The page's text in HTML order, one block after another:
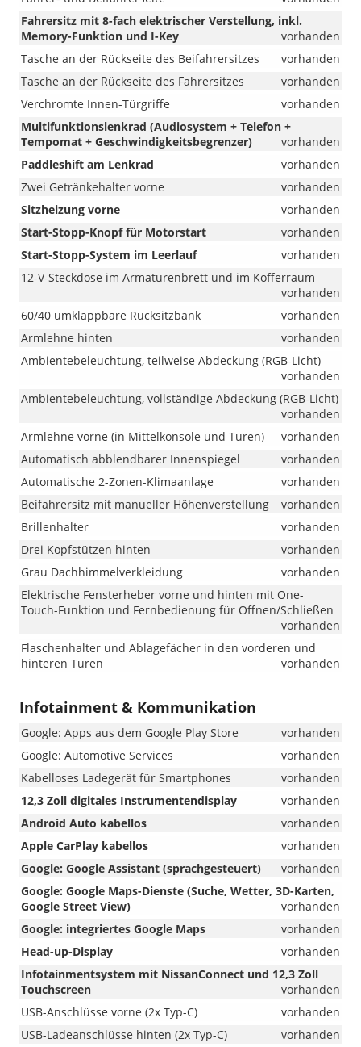
Fahrersitz mit 8-fach elektrischer Verstellung, inkl.
Memory-Funktion und I-Key
vorhanden
Tasche an der Rückseite des Beifahrersitzes
vorhanden
Tasche an der Rückseite des Fahrersitzes
vorhanden
Verchromte Innen-Türgriffe
vorhanden
Multifunktionslenkrad (Audiosystem + Telefon +
Tempomat + Geschwindigkeitsbegrenzer)
vorhanden
Paddleshift am Lenkrad
vorhanden
Zwei Getränkehalter vorne
vorhanden
Sitzheizung vorne
vorhanden
Start-Stopp-Knopf für Motorstart
vorhanden
Start-Stopp-System im Leerlauf
vorhanden
12-V-Steckdose im Armaturenbrett und im Kofferraum
vorhanden
60/40 umklappbare Rücksitzbank
vorhanden
Armlehne hinten
vorhanden
Ambientebeleuchtung, teilweise Abdeckung (RGB-Licht)
vorhanden
Ambientebeleuchtung, vollständige Abdeckung (RGB-Licht)
vorhanden
Armlehne vorne (in Mittelkonsole und Türen)
vorhanden
Automatisch abblendbarer Innenspiegel
vorhanden
Automatische 2-Zonen-Klimaanlage
vorhanden
Beifahrersitz mit manueller Höhenverstellung
vorhanden
Brillenhalter
vorhanden
Drei Kopfstützen hinten
vorhanden
Grau Dachhimmelverkleidung
vorhanden
Elektrische Fensterheber vorne und hinten mit One-
Touch-Funktion und Fernbedienung für Öffnen/Schließen
vorhanden
Flaschenhalter und Ablagefächer in den vorderen und
hinteren Türen
vorhanden
Infotainment & Kommunikation
Google: Apps aus dem Google Play Store
vorhanden
Google: Automotive Services
vorhanden
Kabelloses Ladegerät für Smartphones
vorhanden
12,3 Zoll digitales Instrumentendisplay
vorhanden
Android Auto kabellos
vorhanden
Apple CarPlay kabellos
vorhanden
Google: Google Assistant (sprachgesteuert)
vorhanden
Google: Google Maps-Dienste (Suche, Wetter, 3D-Karten,
Google Street View)
vorhanden
Google: integriertes Google Maps
vorhanden
Head-up-Display
vorhanden
Infotainmentsystem mit NissanConnect und 12,3 Zoll
Touchscreen
vorhanden
USB-Anschlüsse vorne (2x Typ-C)
vorhanden
USB-Ladeanschlüsse hinten (2x Typ-C)
vorhanden